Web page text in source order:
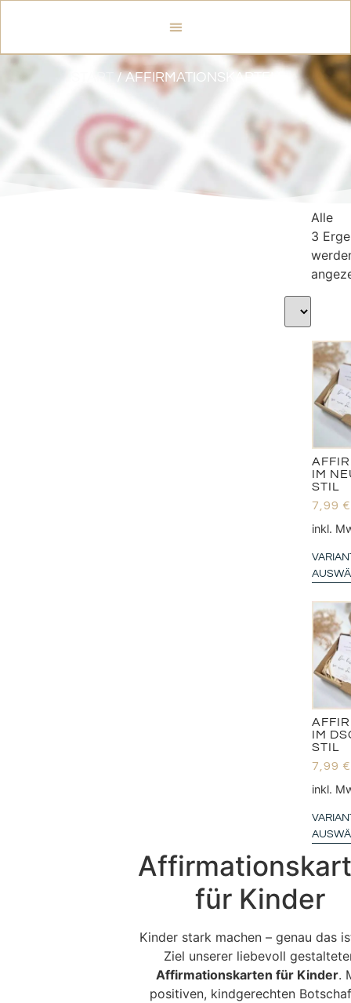
5,99€
HINZUFÜGEN
7,99€
HINZUFÜGEN
/ AFFIRMATIONSKARTEN
Alle
3
IM
STIL
7,99 €
inkl.
IM
STIL
7,99 €
inkl.
für Kinder
Kinder stark machen – genau das
Ziel unserer liebevoll
Affirmationskarten für Kinder.
positiven, kindgerechten